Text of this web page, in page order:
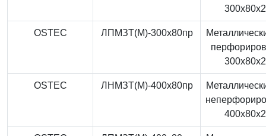
OSTEC ЛПМЗТ(М)-300x80пр
OSTEC ЛНМЗТ(М)-400x80пр